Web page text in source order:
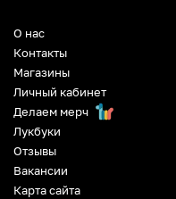
О нас
Контакты
Магазины
Личный кабинет
Делаем мерч
Лукбуки
Отзывы
Вакансии
Карта сайта